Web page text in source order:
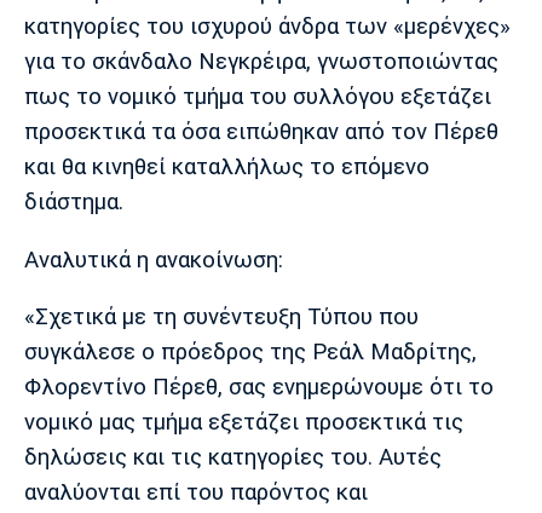
Πολιτισμός
Τραγούδια
Cine Spot
Running
Παρασκήνιο
Πρόγραμμα TV
Ιωνικός Κηφισιά Πανσερραϊκός
Μπαρτσελόνα
Ρεάλ
Μάντσεστερ
Γιουνάιτεντ
Τσέλσι Άρσεναλ
κατηγορίες του ισχυρού άνδρα των «μερένχες»
για το σκάνδαλο Νεγκρέιρα, γνωστοποιώντας
πως το νομικό τμήμα του συλλόγου εξετάζει
προσεκτικά τα όσα ειπώθηκαν από τον Πέρεθ
και θα κινηθεί καταλλήλως το επόμενο
διάστημα.
Αναλυτικά η ανακοίνωση:
«Σχετικά με τη συνέντευξη Τύπου που
συγκάλεσε ο πρόεδρος της Ρεάλ Μαδρίτης,
Φλορεντίνο Πέρεθ, σας ενημερώνουμε ότι το
νομικό μας τμήμα εξετάζει προσεκτικά τις
δηλώσεις και τις κατηγορίες του. Αυτές
αναλύονται επί του παρόντος και